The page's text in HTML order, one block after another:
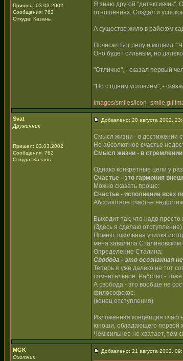
Пришел: 03.03.2002
Сообщения: 762
Откуда: Казань
Я знаю другой
отношениях. Создал и
А существо жило в райском
Почесал Бог репу и молвил:
Оно будет сильным, но
"Отлично", - сказал первый
"Но с одним условием", -
images/smiles/icon_smile.gif
Svat
Дружинник
Пришел: 03.03.2002
Сообщения: 762
Откуда: Казань
Добавлено: 20 августа 2002,
Смысл жизни - в достижении
Но абсолютное счастье
Смысл жизни - в
Однако конкретные цели у
Счастье - это гармония
Можно сказать проще:
Счастье - исполнение всех
Абсолютное счастье
Выходит так, что надо
(Здесь я сделаю отступление)
Помню, школьная училка
меня завалила
Определение Сталина:
Свобода - это осознанная
Теперь я уже далеко не тот
сомнительное. Рабство -
А свобода - это вообще не
философское.
(конец отступления)
Изложенная концепция
юноши, обладающего первой
Чем сильнее не хватает, тем
MGK
Охотник
Добавлено: 21 августа 2002,